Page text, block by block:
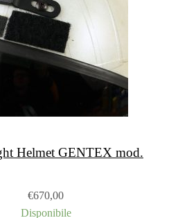
Helmet GENTEX mod.
€670,00
Disponibile